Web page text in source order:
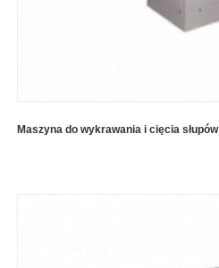
Maszyna do wykrawania i cięcia słupów